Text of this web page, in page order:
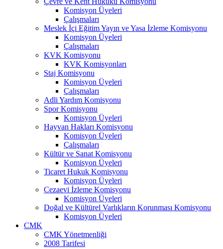
Komisyon Üyeleri
Çalışmaları
Meslek İçi Eğitim Yayın ve Yasa İzleme Komisyonu
Komisyon Üyeleri
Çalışmaları
KVK Komisyonu
KVK Komisyonları
Staj Komisyonu
Komisyon Üyeleri
Çalışmaları
Adli Yardım Komisyonu
Spor Komisyonu
Komisyon Üyeleri
Hayvan Hakları Komisyonu
Komisyon Üyeleri
Çalışmaları
Kültür ve Sanat Komisyonu
Komisyon Üyeleri
Ticaret Hukuk Komisyonu
Komisyon Üyeleri
Cezaevi İzleme Komisyonu
Komisyon Üyeleri
Doğal ve Kültürel Varlıkların Korunması Komisyonu
Komisyon Üyeleri
CMK
CMK Yönetmenliği
2008 Tarifesi